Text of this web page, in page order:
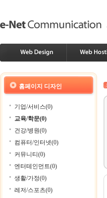
홈페이지 디자인
기업/서비스(0)
교육/학문(0)
건강/병원(0)
컴퓨터/인터넷(0)
커뮤니티(0)
엔터테인먼트(0)
생활/가정(0)
레저/스포츠(0)